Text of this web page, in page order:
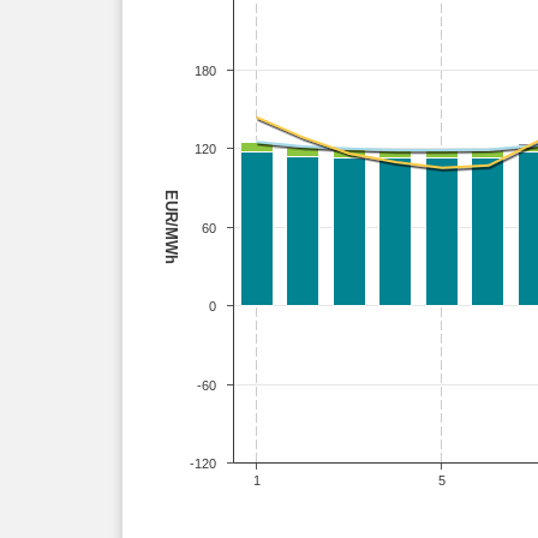
EUR/MWh
1 5
-120
-60
0
60
120
180